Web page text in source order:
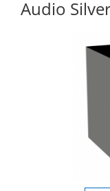
Audio